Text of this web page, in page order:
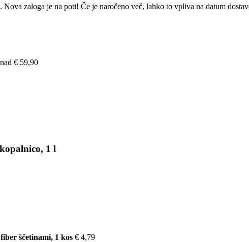
zaloga je na poti! Če je naročeno več, lahko to vpliva na datum
nad € 59,90
1 l
ščetinami, 1 kos € 4,79